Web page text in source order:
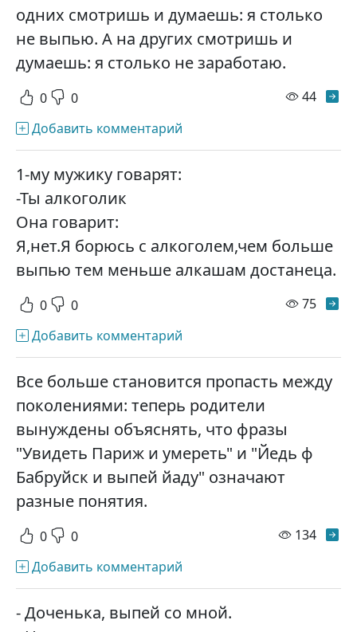
одних смотришь и думаешь: я столько
не выпью. А на других смотришь и
думаешь: я столько не заработаю.
0 0 44
Добавить комментарий
1-му мужику говарят:
-Ты алкоголик
Она говарит:
Я,нет.Я борюсь с алкоголем,чем больше
выпью тем меньше алкашам достанеца.
0 0 75
Добавить комментарий
Все больше становится пропасть между
поколениями: теперь родители
вынуждены объяснять, что фразы
"Увидеть Париж и умереть" и "Йедь ф
Бабруйск и выпей йаду" означают
разные понятия.
0 0 134
Добавить комментарий
- Доченька, выпей со мной.